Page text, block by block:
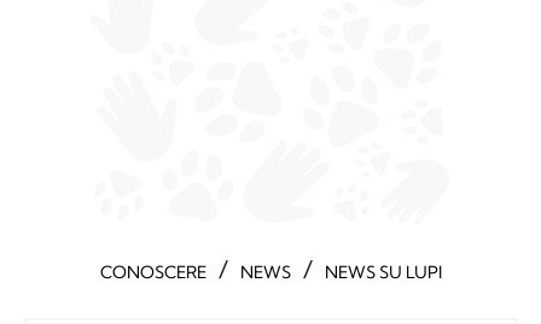
CONOSCERE / NEWS / NEWS SU LUPI